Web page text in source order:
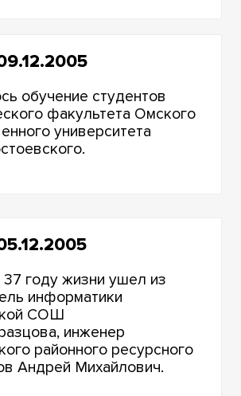
обучение студентов
факультета Омского
университета
37 году жизни ушел из
информатики
СОШ
инженер
районного ресурсного
Андрей Михайлович.